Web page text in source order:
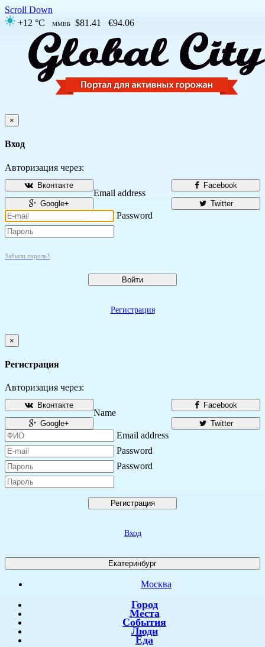
Scroll Down
+12 °C
ММВБ $81.41 €94.06
×
Вход
Авторизация через:
Facebook
Вконтакте
Twitter
Google+
Email address
Password
Забыли пароль?
Войти
Регистрация
×
Регистрация
Авторизация через:
Facebook
Вконтакте
Twitter
Google+
Name
Email address
Password
Password
Регистрация
Вход
Екатеринбург
Москва
Город
Места
События
Люди
Еда